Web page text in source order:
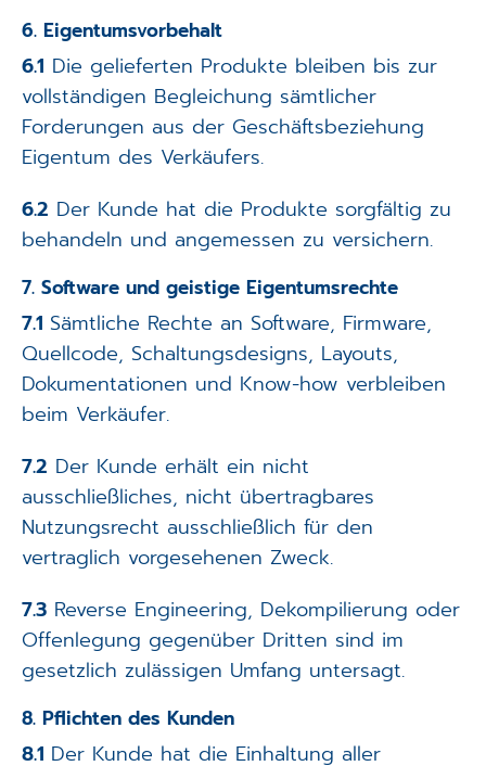
6. Eigentumsvorbehalt
6.1 Die gelieferten Produkte bleiben bis zur
vollständigen Begleichung sämtlicher
Forderungen aus der Geschäftsbeziehung
Eigentum des Verkäufers.
6.2 Der Kunde hat die Produkte sorgfältig zu
behandeln und angemessen zu versichern.
7. Software und geistige Eigentumsrechte
7.1 Sämtliche Rechte an Software, Firmware,
Quellcode, Schaltungsdesigns, Layouts,
Dokumentationen und Know-how verbleiben
beim Verkäufer.
7.2 Der Kunde erhält ein nicht
ausschließliches, nicht übertragbares
Nutzungsrecht ausschließlich für den
vertraglich vorgesehenen Zweck.
7.3Reverse Engineering, Dekompilierung oder
Offenlegung gegenüber Dritten sind im
gesetzlich zulässigen Umfang untersagt.
8. Pflichten des Kunden
8.1 Der Kunde hat die Einhaltung aller